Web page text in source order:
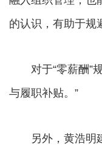
的认识，有助于规
对于“零薪酬”规
与履职补贴。”
另外，黄浩明建